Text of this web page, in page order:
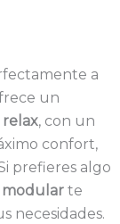
a
un
relax, con un
confort,
prefieres algo
modular te
necesidades.